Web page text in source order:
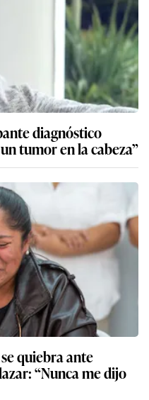
diagnóstico
tumor en la cabeza”
quiebra ante
“Nunca me dijo